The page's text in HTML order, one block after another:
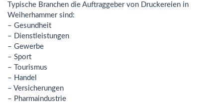
Typische Branchen die Auftraggeber von Druckereien in
Weiherhammer sind:
– Gesundheit
– Dienstleistungen
– Gewerbe
– Sport
– Tourismus
– Handel
– Versicherungen
– Pharmaindustrie